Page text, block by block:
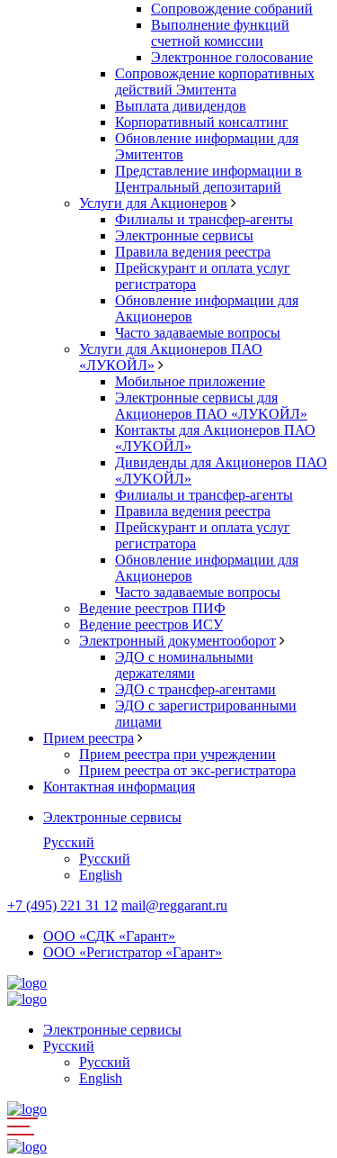
Сопровождение собраний
Выполнение функций
счетной комиссии
Электронное голосование
Сопровождение корпоративных
действий Эмитента
Выплата дивидендов
Корпоративный консалтинг
Обновление информации для
Эмитентов
Представление информации в
Центральный депозитарий
Услуги для Акционеров
Филиалы и трансфер-агенты
Электронные сервисы
Правила ведения реестра
Прейскурант и оплата услуг
регистратора
Обновление информации для
Акционеров
Часто задаваемые вопросы
Услуги для Акционеров ПАО
«ЛУКОЙЛ»
Мобильное приложение
Электронные сервисы для
Акционеров ПАО «ЛУKOЙЛ»
Контакты для Акционеров ПАО
«ЛУKOЙЛ»
Дивиденды для Акционеров ПАО
«ЛУKOЙЛ»
Филиалы и трансфер-агенты
Правила ведения реестра
Прейскурант и оплата услуг
регистратора
Обновление информации для
Акционеров
Часто задаваемые вопросы
Ведение реестров ПИФ
Ведение реестров ИСУ
Электронный документооборот
ЭДО с номинальными
держателями
ЭДО с трансфер-агентами
ЭДО с зарегистрированными
лицами
Прием реестра
Прием реестра при учреждении
Прием реестра от экс-регистратора
Контактная информация
Электронные сервисы
Русский
Русский
English
+7 (495) 221 31 12 mail@reggarant.ru
ООО «СДК «Гарант»
ООО «Регистратор «Гарант»
Электронные сервисы
Русский
Русский
English